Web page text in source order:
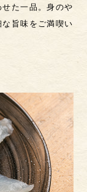
た一品。身のや
旨味をご満喫い